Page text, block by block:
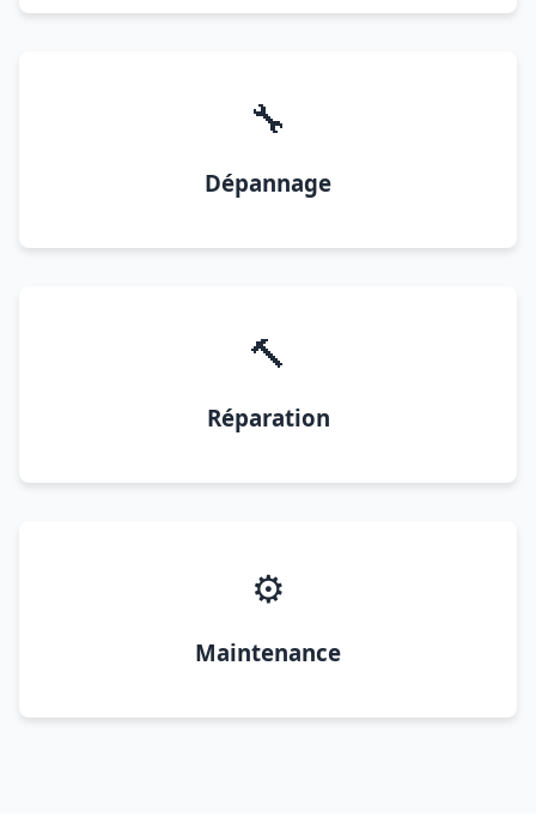
🔧
Dépannage
🔨
Réparation
⚙️
Maintenance